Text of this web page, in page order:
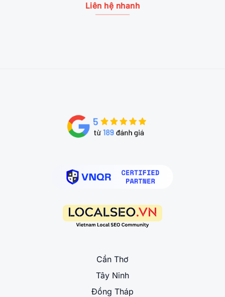
Liên hệ nhanh
Cần Thơ
Tây Ninh
Đồng Tháp